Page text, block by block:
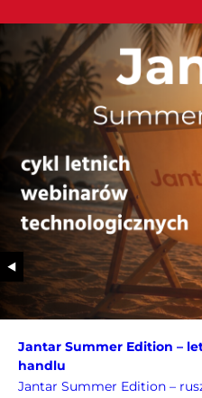
Jantar Summer Edition –
handlu
Jantar Summer Edition –